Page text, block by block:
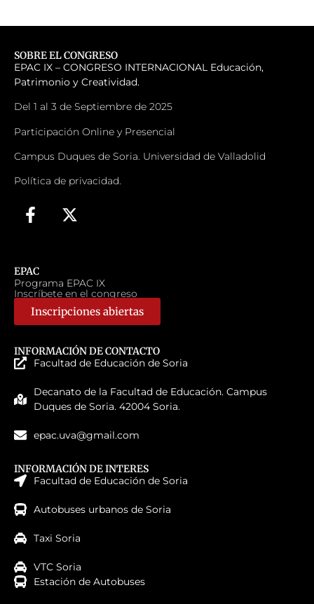
SOBRE EL CONGRESO
EPAC IX – CONGRESO INTERNACIONAL Educación,
Patrimonio y Creatividad.
Del 1 al 3 de Septiembre de 2025
Participación Online y Presencial
Campus Duques de Soria. Universidad de Valladolid
Política de privacidad.
EPAC
Programa EPAC IX
Inscríbete en el congreso
Inscripciones abiertas
INFORMACIÓN DE CONTACTO
Facultad de Educación de Soria
Decanato de la Facultad de Educación. Campus
Duques de Soria. 42004 Soria.
epac.uva@gmail.com
INFORMACIÓN DE INTERES
Facultad de Educación de Soria
Autobuses urbanos de Soria
Taxi Soria
VTC Soria
Estación de Autobuses